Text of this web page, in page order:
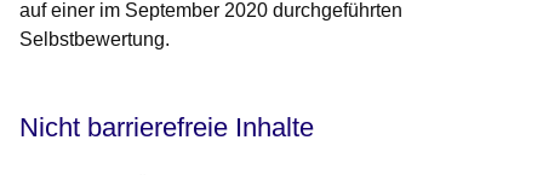
auf einer im September 2020 durchgeführten
Selbstbewertung.
Nicht barrierefreie Inhalte